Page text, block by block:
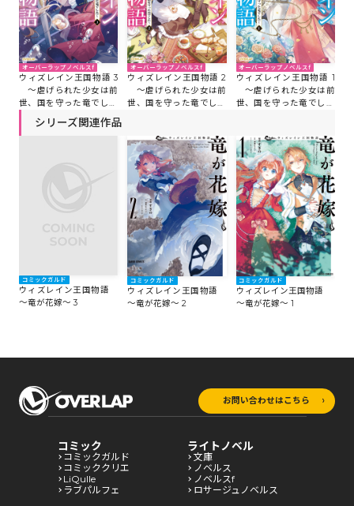
オーバーラップノベルスf
ウィズレイン王国物語 3
～虐げられた少女は前
世、国を守った竜でした
オーバーラップノベルスf
ウィズレイン王国物語 2
～虐げられた少女は前
世、国を守った竜でした
オーバーラップノベルスf
ウィズレイン王国物語 1
～虐げられた少女は前
世、国を守った竜でした
シリーズ関連作品
コミックガルド
ウィズレイン王国物語
～竜が花嫁～ 3
コミックガルド
ウィズレイン王国物語
～竜が花嫁～ 2
コミックガルド
ウィズレイン王国物語
～竜が花嫁～ 1
お問い合わせはこちら
コミック
コミックガルド
コミッククリエ
LiQulle
ラブパルフェ
ライトノベル
文庫
ノベルス
ノベルスf
ロサージュノベルス